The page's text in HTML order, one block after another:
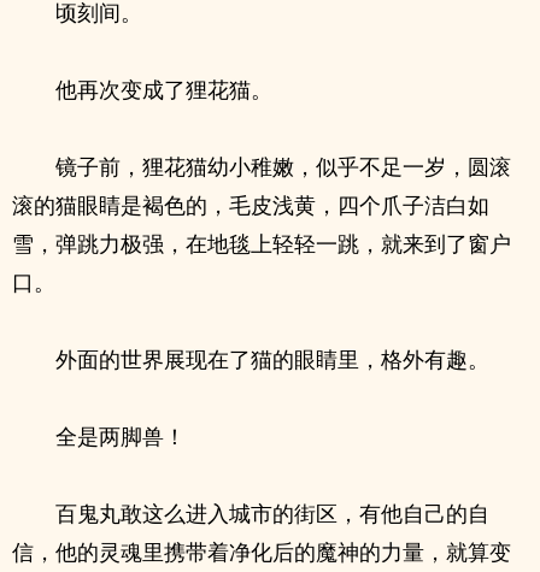
顷刻间。
他再次变成了狸花猫。
镜子前，狸花猫幼小稚嫩，似乎不足一岁，圆滚
滚的猫眼睛是褐色的，毛皮浅黄，四个爪子洁白如
雪，弹跳力极强，在地毯上轻轻一跳，就来到了窗户
口。
外面的世界展现在了猫的眼睛里，格外有趣。
全是两脚兽！
百鬼丸敢这么进入城市的街区，有他自己的自
信，他的灵魂里携带着净化后的魔神的力量，就算变